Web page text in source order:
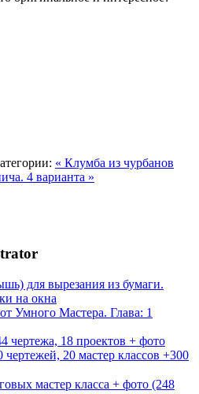
« Клумба из чурбанов
4 варианта »
для вырезания из бумаги.
на окна
Умного Мастера. Глава: 1
чертежа, 18 проектов + фото
20 мастер классов +300
мастер класса + фото (248